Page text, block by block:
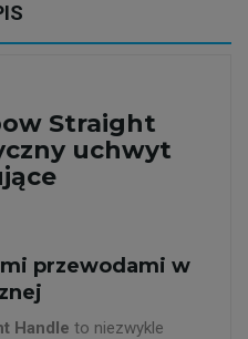
Straight
uchwyt
przewodami w
Handle to niezwykle